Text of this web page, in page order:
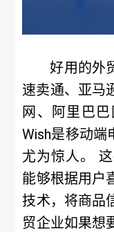
好用的外
速卖通、亚马
网、阿里巴巴
Wish是移动端
尤为惊人。
能够根据用户
技术，将商品
贸企业如果想